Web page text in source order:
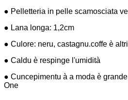
● Pelletteria in pelle scamosciata
● Lana longa: 1,2cm
● Culore: neru, castagnu.coffe è
● Caldu è respinge l'umidità
● Cuncepimentu à a moda è
One